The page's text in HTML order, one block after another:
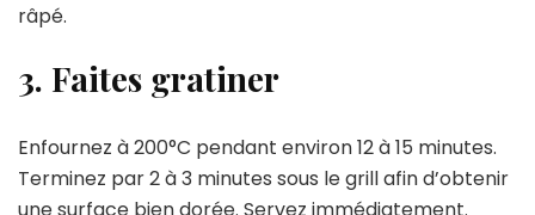
râpé.
3. Faites gratiner
Enfournez à 200°C pendant environ 12 à 15 minutes.
Terminez par 2 à 3 minutes sous le grill afin d’obtenir
une surface bien dorée. Servez immédiatement.